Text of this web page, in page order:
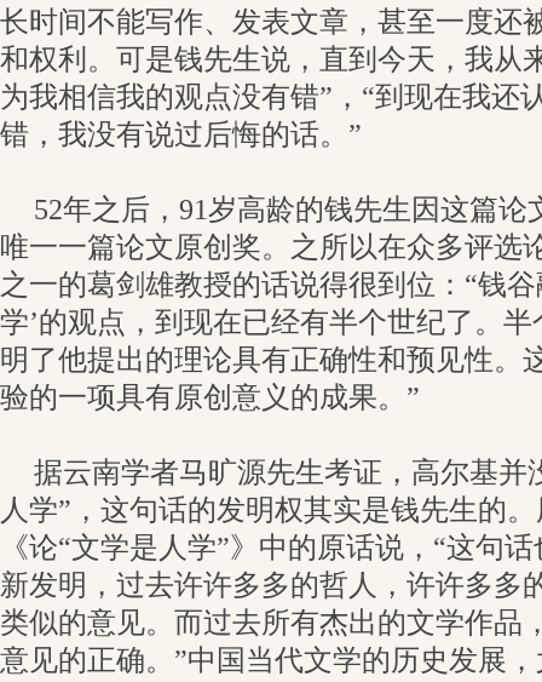
长时间不能写作、发表文章，甚至一度还
和权利。可是钱先生说，直到今天，我从
为我相信我的观点没有错”，“到现在我还
错，我没有说过后悔的话。”
52年之后，91岁高龄的钱先生因这篇
唯一一篇论文原创奖。之所以在众多评选
之一的葛剑雄教授的话说得很到位：“钱
学’的观点，到现在已经有半个世纪了。
明了他提出的理论具有正确性和预见性。
验的一项具有原创意义的成果。”
据云南学者马旷源先生考证，高尔基并
人学”，这句话的发明权其实是钱先生的
《论“文学是人学”》中的原话说，“这句
新发明，过去许许多多的哲人，许许多多
类似的意见。而过去所有杰出的文学作品
意见的正确。”中国当代文学的历史发展